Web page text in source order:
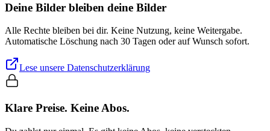
Deine Bilder bleiben deine Bilder
Alle Rechte bleiben bei dir. Keine Nutzung, keine Weitergabe.
Automatische Löschung nach 30 Tagen oder auf Wunsch sofort.
Lese unsere Datenschutzerklärung
Klare Preise. Keine Abos.